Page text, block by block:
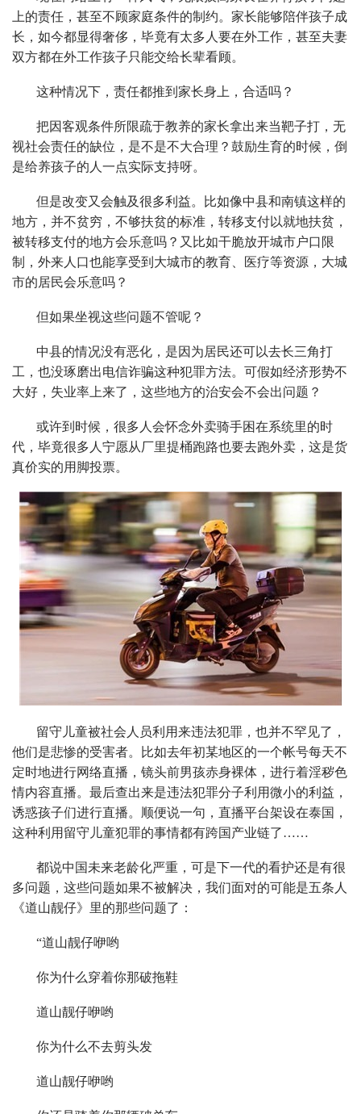
上的责任，甚至不顾家庭条件的制约。家长能够陪伴孩子成
长，如今都显得奢侈，毕竟有太多人要在外工作，甚至夫妻
双方都在外工作孩子只能交给长辈看顾。
这种情况下，责任都推到家长身上，合适吗？
把因客观条件所限疏于教养的家长拿出来当靶子打，无
视社会责任的缺位，是不是不大合理？鼓励生育的时候，倒
是给养孩子的人一点实际支持呀。
但是改变又会触及很多利益。比如像中县和南镇这样的
地方，并不贫穷，不够扶贫的标准，转移支付以就地扶贫，
被转移支付的地方会乐意吗？又比如干脆放开城市户口限
制，外来人口也能享受到大城市的教育、医疗等资源，大城
市的居民会乐意吗？
但如果坐视这些问题不管呢？
中县的情况没有恶化，是因为居民还可以去长三角打
工，也没琢磨出电信诈骗这种犯罪方法。可假如经济形势不
大好，失业率上来了，这些地方的治安会不会出问题？
或许到时候，很多人会怀念外卖骑手困在系统里的时
代，毕竟很多人宁愿从厂里提桶跑路也要去跑外卖，这是货
真价实的用脚投票。
留守儿童被社会人员利用来违法犯罪，也并不罕见了，
他们是悲惨的受害者。比如去年初某地区的一个帐号每天不
定时地进行网络直播，镜头前男孩赤身裸体，进行着淫秽色
情内容直播。最后查出来是违法犯罪分子利用微小的利益，
诱惑孩子们进行直播。顺便说一句，直播平台架设在泰国，
这种利用留守儿童犯罪的事情都有跨国产业链了……
都说中国未来老龄化严重，可是下一代的看护还是有很
多问题，这些问题如果不被解决，我们面对的可能是五条人
《道山靓仔》里的那些问题了：
“道山靓仔咿哟
你为什么穿着你那破拖鞋
道山靓仔咿哟
你为什么不去剪头发
道山靓仔咿哟